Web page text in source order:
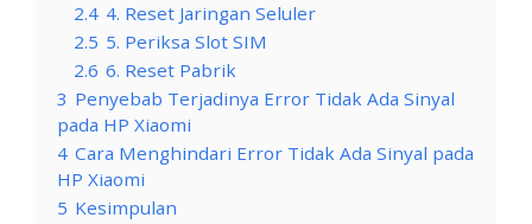
2.4 4. Reset Jaringan Seluler
2.5 5. Periksa Slot SIM
2.6 6. Reset Pabrik
3 Penyebab Terjadinya Error Tidak Ada Sinyal
pada HP Xiaomi
4 Cara Menghindari Error Tidak Ada Sinyal pada
HP Xiaomi
5 Kesimpulan